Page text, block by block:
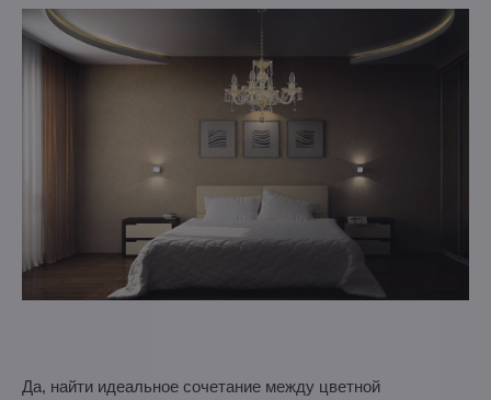
Да, найти идеальное сочетание между цветной